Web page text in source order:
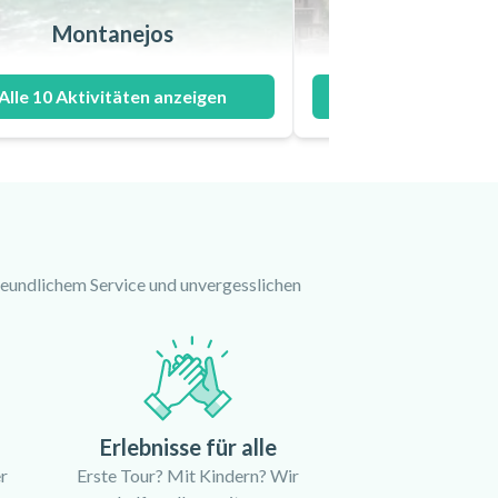
Montanejos
10 Aktivitäten anzeigen
Service und unvergesslichen
Erlebnisse für alle
Erste Tour? Mit Kindern? Wir